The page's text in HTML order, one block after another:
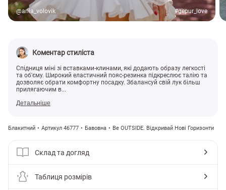
@ania_volovik #gepur_love
Коментар стиліста
Спідниця міні зі вставками-клинами, які додають образу легкості
та об'єму. Широкий еластичний пояс-резинка підкреслює талію та
дозволяє обрати комфортну посадку. Збалансуй свій лук більш
прилягаючим в...
Детальніше
Блакитний Артикул 46777 Бавовна Be OUTSIDE. Відкривай Нові Горизонти
Склад та догляд
Таблиця розмірів